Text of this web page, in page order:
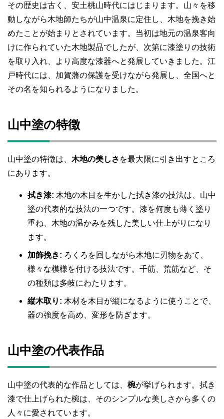
その歴史は古く、安土桃山時代にはじまります。山々を移
動しながら木地師たちが山中温泉に定住し、木地を挽き始
めたことが始まりとされています。当初は地元の温泉客向
けに作られていた木地製品でしたが、次第に漆塗りの技術
を取り入れ、より高度な漆器へと発展していきました。江
戸時代には、加賀藩の保護を受けながら発展し、全国へと
その名を知られるようになりました。
山中塗の特徴
山中塗の特徴は、 木地の美しさ を最大限に引き出すところ
にあります。
拭き漆: 木地の木目を生かした拭き漆の技法は、山中
塗の代表的な技法の一つです。漆を何度も薄く塗り
重ね、木地の温かみを残した美しい仕上がりになり
ます。
加飾挽き: ろくろを回しながら木地に刃物をあて、
様々な模様を付ける技法です。千筋、荒筋など、そ
の種類は多岐にわたります。
縦木取り: 木材を木目が縦になるように使うことで、
器の強度を高め、変形を防ぎます。
山中塗の代表作品
山中塗の代表的な作品としては、 椀が挙げられます。拭き
漆で仕上げられた椀は、そのシンプルな美しさから多くの
人々に愛されています。